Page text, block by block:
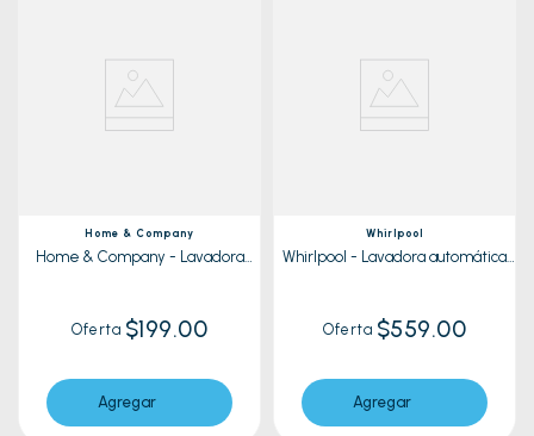
Home & Company
Home & Company - Lavadora
Oferta $199.00
Agregar
Whirlpool
Whirlpool - Lavadora automática
Oferta $559.00
Agregar